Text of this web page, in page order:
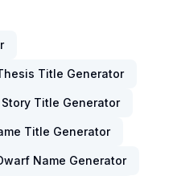
Title Generator
Story Title Generator
Title Generator
Name Generator